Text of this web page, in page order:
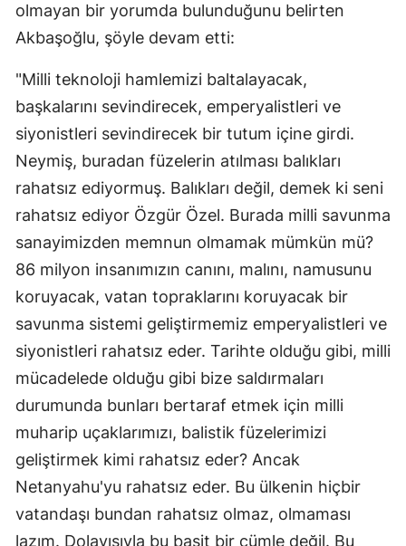
Trabzon
Şanlıurfa
Uşak
Van
Yozgat
Zonguldak
Aksaray
Karaman
Kırıkkale
Batman
Şırnak
Ardahan
olmayan bir yorumda bulunduğunu belirten
Akbaşoğlu, şöyle devam etti:
"Milli teknoloji hamlemizi baltalayacak,
başkalarını sevindirecek, emperyalistleri ve
siyonistleri sevindirecek bir tutum içine girdi.
Neymiş, buradan füzelerin atılması balıkları
rahatsız ediyormuş. Balıkları değil, demek ki seni
rahatsız ediyor Özgür Özel. Burada milli savunma
sanayimizden memnun olmamak mümkün mü?
86 milyon insanımızın canını, malını, namusunu
koruyacak, vatan topraklarını koruyacak bir
savunma sistemi geliştirmemiz emperyalistleri ve
siyonistleri rahatsız eder. Tarihte olduğu gibi, milli
mücadelede olduğu gibi bize saldırmaları
durumunda bunları bertaraf etmek için milli
muharip uçaklarımızı, balistik füzelerimizi
geliştirmek kimi rahatsız eder? Ancak
Netanyahu'yu rahatsız eder. Bu ülkenin hiçbir
vatandaşı bundan rahatsız olmaz, olmaması
lazım. Dolayısıyla bu basit bir cümle değil. Bu